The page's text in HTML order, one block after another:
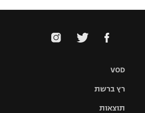
VOD
רץ ברשת
תוצאות